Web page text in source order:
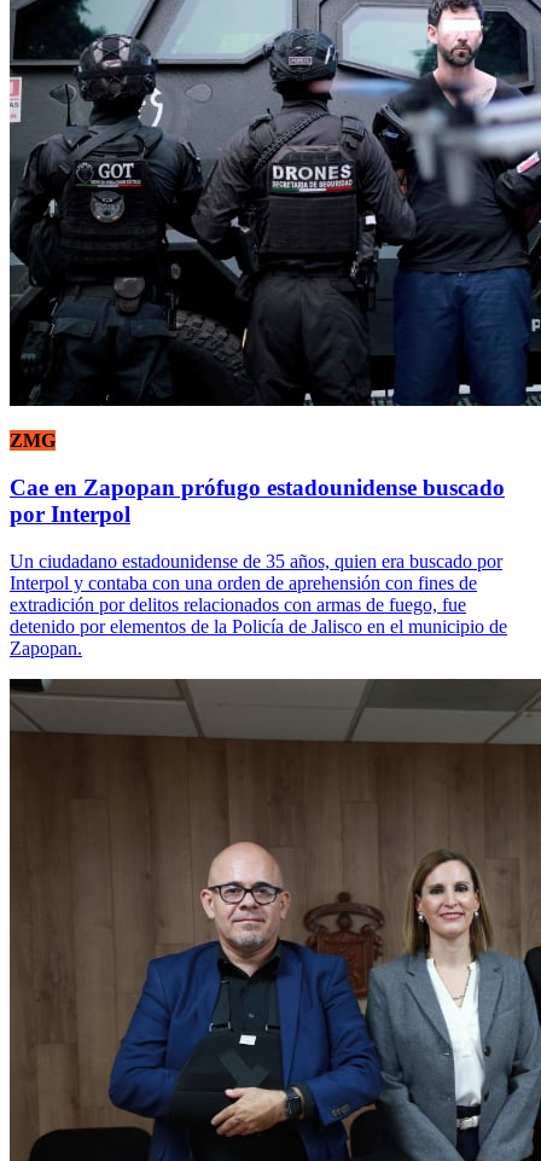
ZMG
Cae en Zapopan prófugo estadounidense buscado
por Interpol
Un ciudadano estadounidense de 35 años, quien era buscado por
Interpol y contaba con una orden de aprehensión con fines de
extradición por delitos relacionados con armas de fuego, fue
detenido por elementos de la Policía de Jalisco en el municipio de
Zapopan.